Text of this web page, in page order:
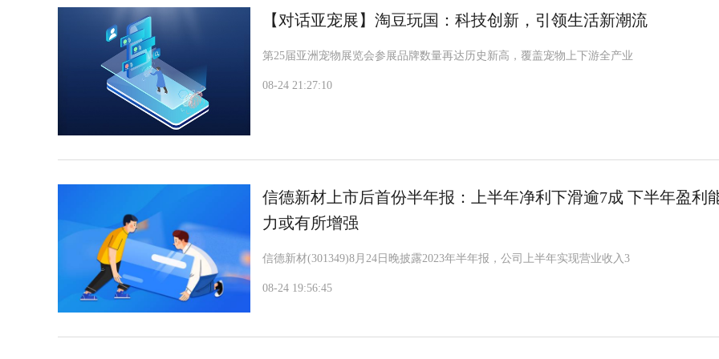
【对话亚宠展】淘豆玩国：科技创新，引领生活新潮流
第25届亚洲宠物展览会参展品牌数量再达历史新高，覆盖宠物上下游全产业
08-24 21:27:10
信德新材上市后首份半年报：上半年净利下滑逾7成 下半年盈利
力或有所增强
信德新材(301349)8月24日晚披露2023年半年报，公司上半年实现营业收入3
08-24 19:56:45